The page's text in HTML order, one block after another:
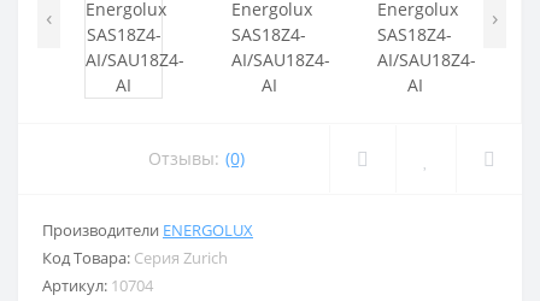
‹ ›
Отзывы: (0)
Производители ENERGOLUX
Код Товара: Серия Zurich
Артикул: 10704